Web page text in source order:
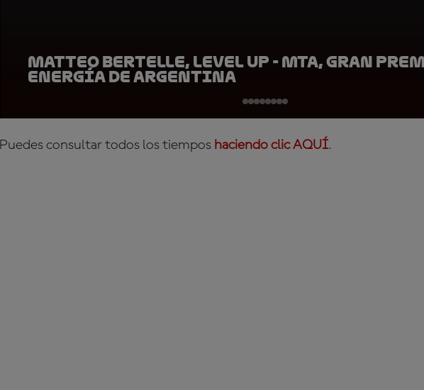
Matteo Bertelle, LEVEL UP - MTA, Gran
Energía de Argentina
Puedes consultar todos los tiempos haciendo clic AQUÍ.